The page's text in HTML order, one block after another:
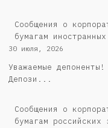
Сообщения о
бумагам
30 июля, 2026
Уважаемые
Депози...
Cообщения о
бумагам российских